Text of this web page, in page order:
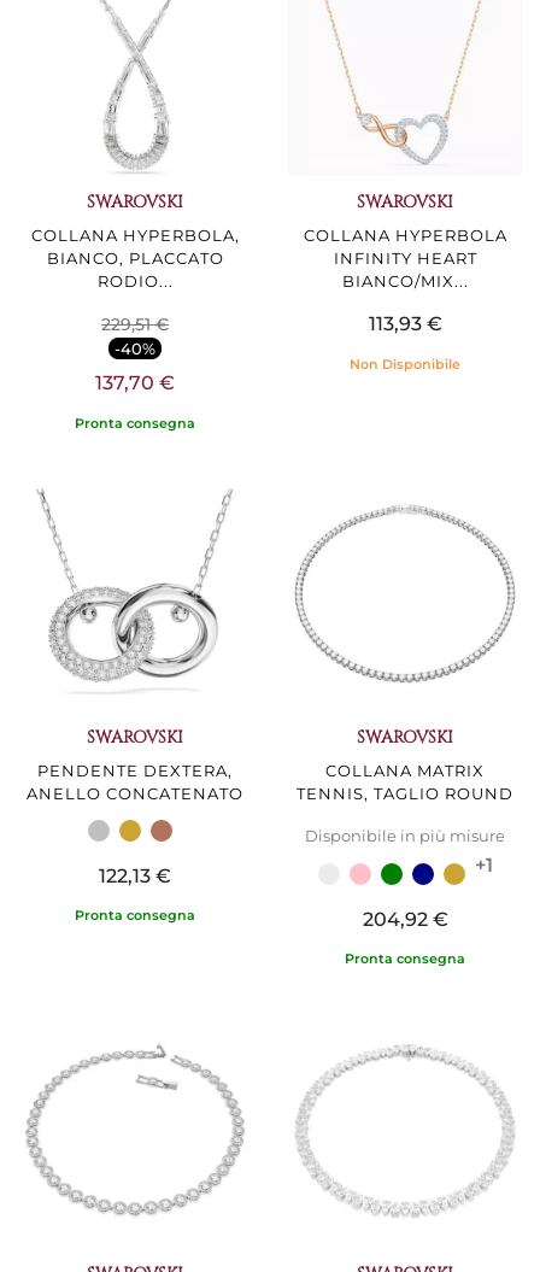
SWAROVSKI
COLLANA HYPERBOLA,
BIANCO, PLACCATO
RODIO...
229,51 €
-40%
137,70 €
Pronta consegna
SWAROVSKI
COLLANA HYPERBOLA
INFINITY HEART
BIANCO/MIX...
113,93 €
Non Disponibile
SWAROVSKI
PENDENTE DEXTERA,
ANELLO CONCATENATO
122,13 €
Pronta consegna
SWAROVSKI
COLLANA MATRIX
TENNIS, TAGLIO ROUND
Disponibile in più misure
+1
204,92 €
Pronta consegna